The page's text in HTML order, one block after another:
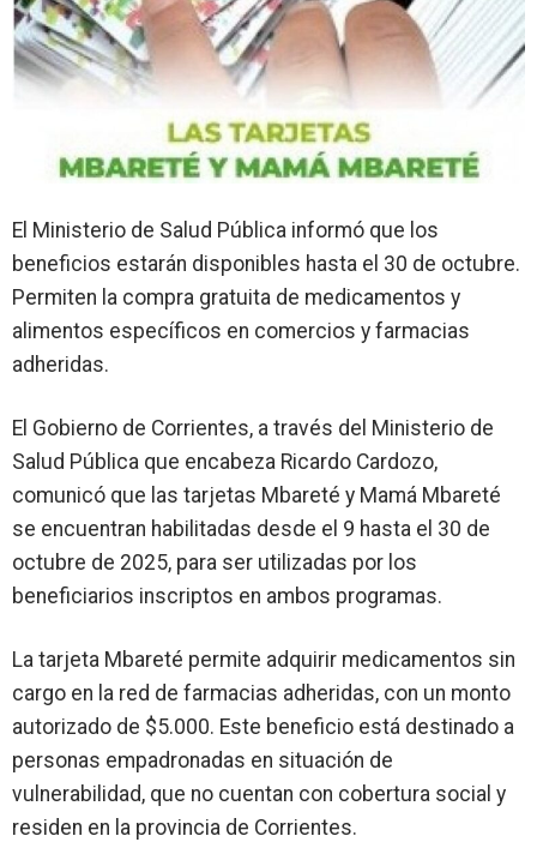
El Ministerio de Salud Pública informó que los
beneficios estarán disponibles hasta el 30 de octubre.
Permiten la compra gratuita de medicamentos y
alimentos específicos en comercios y farmacias
adheridas.
El Gobierno de Corrientes, a través del Ministerio de
Salud Pública que encabeza Ricardo Cardozo,
comunicó que las tarjetas Mbareté y Mamá Mbareté
se encuentran habilitadas desde el 9 hasta el 30 de
octubre de 2025, para ser utilizadas por los
beneficiarios inscriptos en ambos programas.
La tarjeta Mbareté permite adquirir medicamentos sin
cargo en la red de farmacias adheridas, con un monto
autorizado de $5.000. Este beneficio está destinado a
personas empadronadas en situación de
vulnerabilidad, que no cuentan con cobertura social y
residen en la provincia de Corrientes.